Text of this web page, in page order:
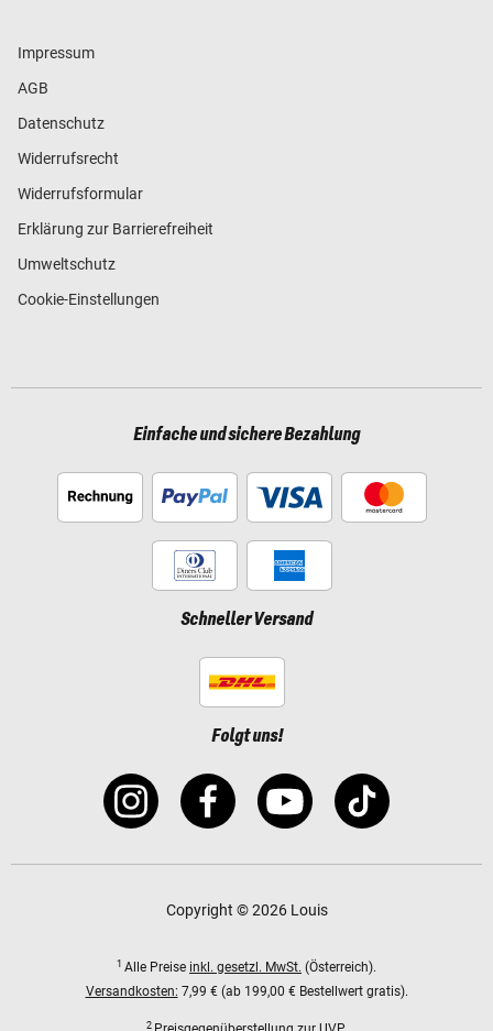
Impressum
AGB
Datenschutz
Widerrufsrecht
Widerrufsformular
Erklärung zur Barrierefreiheit
Umweltschutz
Cookie-Einstellungen
Einfache und sichere Bezahlung
Schneller Versand
Folgt uns!
Copyright © 2026 Louis
1 Alle Preise inkl. gesetzl. MwSt. (Österreich).
Versandkosten: 7,99 € (ab 199,00 € Bestellwert gratis).
2